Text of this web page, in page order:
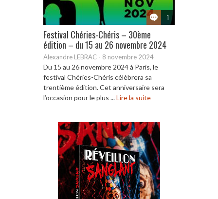
1
Festival Chéries-Chéris – 30ème
édition – du 15 au 26 novembre 2024
Alexandre LEBRAC - 8 novembre 2024
Du 15 au 26 novembre 2024 à Paris, le
festival Chéries-Chéris célèbrera sa
trentième édition. Cet anniversaire sera
l’occasion pour le plus ...Lire la suite